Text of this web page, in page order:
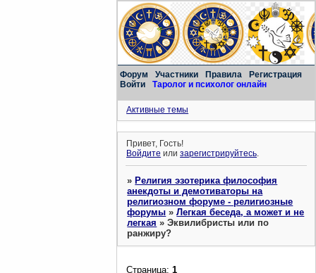
Форум Участники Правила
Регистрация
Войти
Таролог и психолог онлайн
Активные темы
Привет, Гость!
Войдите илизарегистрируйтесь.
»Религия эзотерика философия
анекдоты и демотиваторы на
религиозном форуме - религиозные
форумы »Легкая беседа, а может и не
легкая »Эквилибристы или по
ранжиру?
Страница:1